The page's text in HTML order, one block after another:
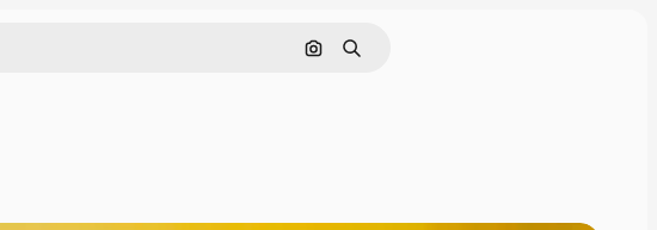
画像で検索
検索